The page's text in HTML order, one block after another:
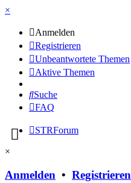
×
Anmelden
Registrieren
Unbeantwortete Themen
Aktive Themen
Suche
FAQ
STRForum
×
Anmelden • Registrieren